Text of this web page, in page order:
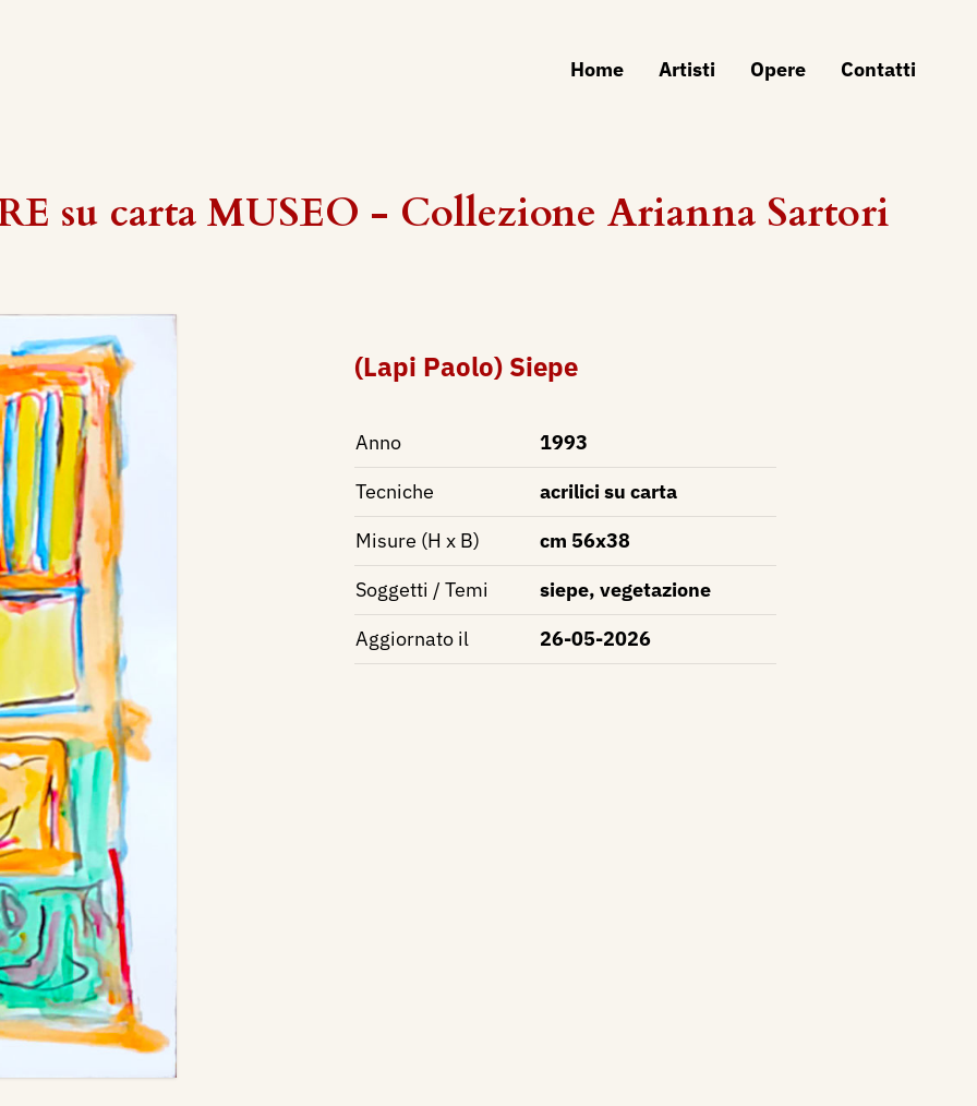
Home Artisti Opere Contatti
su carta MUSEO - Collezione Arianna Sartori
(Lapi Paolo) Siepe
Anno
1993
Tecniche
acrilici su carta
Misure (H x B)
cm 56x38
Soggetti / Temi
siepe, vegetazione
Aggiornato il
26-05-2026